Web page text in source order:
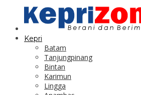
Kepri
Batam
Tanjungpinang
Bintan
Karimun
Lingga